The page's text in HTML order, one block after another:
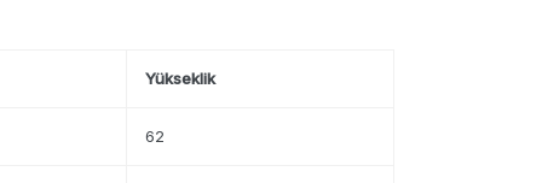
Yükseklik
62